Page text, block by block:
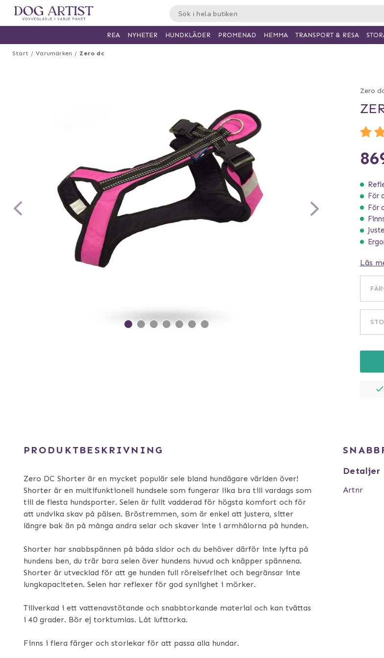
Start Varumärken Zero dc
Zero
För
För
Läs
PRODUKTBESKRIVNING
Zero DC Shorter är en mycket populär sele bland hundägare världen över!
Shorter är en multifunktionell hundsele som fungerar lika bra till vardags som
till de flesta hundsporter. Selen är fullt vadderad för högsta komfort och för
att undvika skav på pälsen. Bröstremmen, som är enkel att justera, sitter
längre bak än på många andra selar och skaver inte i armhålorna på hunden.
Shorter har snabbspännen på båda sidor och du behöver därför inte lyfta på
hundens ben, du trär bara selen över hundens huvud och knäpper spännena.
Shorter är utvecklad för att ge hunden full rörelsefrihet och begränsar inte
lungkapaciteten. Selen har reflexer för god synlighet i mörker.
Tillverkad i ett vattenavstötande och snabbtorkande material och kan tvättas
i 40 grader. Bör ej torktumlas. Låt lufttorka.
Finns i flera färger och storlekar för att passa alla hundar.
Detaljer
Artnr
REA NYHETER HUNDKLÄDER PROMENAD HEMMA TRANSPORT & RESA